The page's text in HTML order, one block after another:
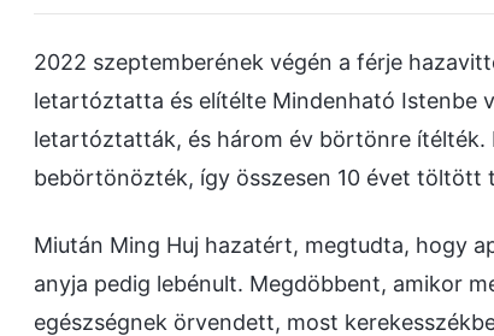
2022 szeptemberének végén a férje
letartóztatta és elítélte Mindenható Istenbe
letartóztatták, és három év börtönre ítélték.
bebörtönözték, így összesen 10 évet töltött
Miután Ming Huj hazatért, megtudta, hogy
anyja pedig lebénult. Megdöbbent, amikor
egészségnek örvendett, most